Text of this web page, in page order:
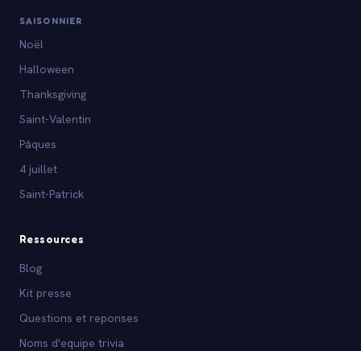
SAISONNIER
Noël
Halloween
Thanksgiving
Saint-Valentin
Pâques
4 juillet
Saint-Patrick
Ressources
Blog
Kit presse
Questions et reponses
Noms d'equipe trivia